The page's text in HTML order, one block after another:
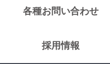
各種お問い合わせ
採用情報